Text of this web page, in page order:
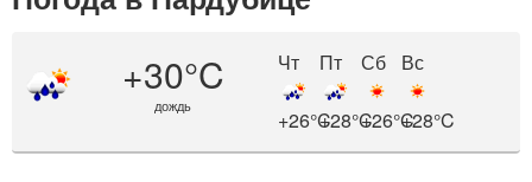
+30°C
дождь
Чт
+26°C
Пт
+28°C
Сб
+26°C
Вс
+28°C